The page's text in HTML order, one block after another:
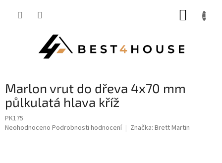
Marlon vrut do dřeva 4x70 mm
půlkulatá hlava kříž
PK175
Průměrné
Neohodnoceno Podrobnosti hodnocení Značka: Brett Martin